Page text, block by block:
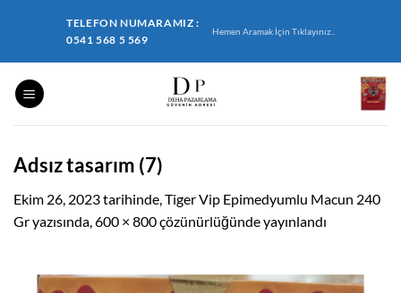
TELEFON NUMARAMIZ :
0541 568 5 569
Hemen Aramak İçin Tıklayınız..
Adsız tasarım (7)
Ekim 26, 2023tarihinde,Tiger Vip Epimedyumlu Macun 240
Gryazısında,600 × 800çözünürlüğünde yayınlandı